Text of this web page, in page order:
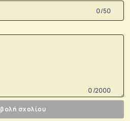
0 /50
0 /2000
σχολίου